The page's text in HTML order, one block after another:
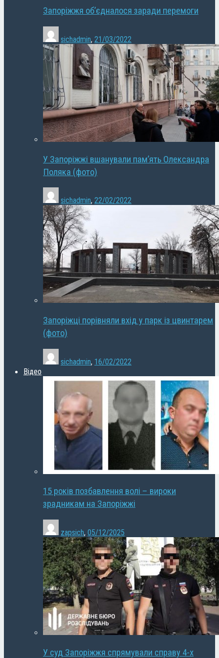
Запоріжжя об’єдналося заради перемоги
sichadmin, 21/03/2022
У Запоріжжі вшанували пам’ять Олександра
Поляка (фото)
sichadmin, 22/02/2022
Запоріжці порівняли вхід у парк із цвинтарем
(фото)
sichadmin, 16/02/2022
Відео
15 років позбавлення волі – вироки
зрадникам на Запоріжжі
zapsich, 05/12/2025
У суд Запоріжжя спрямували справу 4-х